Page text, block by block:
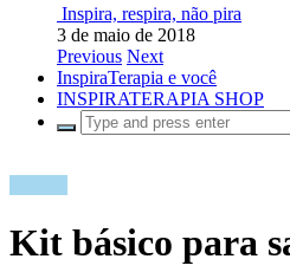
Inspira, respira, não pira
3 de maio de 2018
Previous Next
InspiraTerapia e você
INSPIRATERAPIA SHOP
Kit básico para